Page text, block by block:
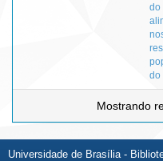
do
do
Mostrando
Universidade de Brasília -